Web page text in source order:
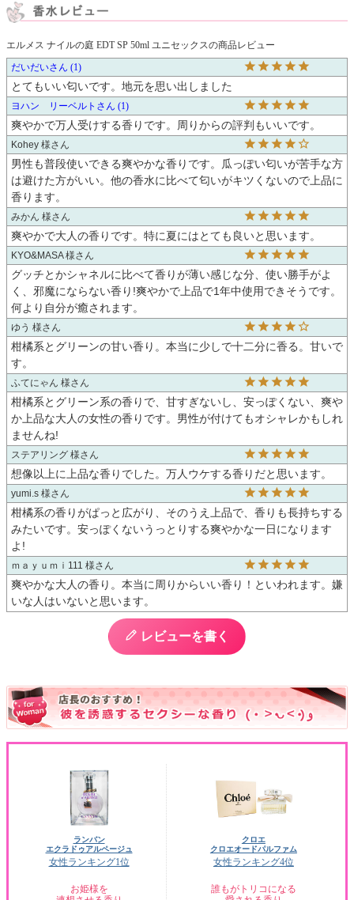
エルメス ナイルの庭 EDT SP 50ml ユニセックスの商品レビュー
だいだい
1
とてもいい匂いです。地元を思い出しました
ヨハン リーベルト 1
爽やかで万人受けする香りです。周りからの評判もいいです。
Kohey 様
男性も普段使いできる爽やかな香りです。瓜っぽい匂いが苦手な方
は避けた方がいい。他の香水に比べて匂いがキツくないので上品に
香ります。
みかん 様
爽やかで大人の香りです。特に夏にはとても良いと思います。
KYO&MASA 様
グッチとかシャネルに比べて香りが薄い感じな分、使い勝手がよ
く、邪魔にならない香り!爽やかで上品で1年中使用できそうです。
何より自分が癒されます。
ゆう 様
柑橘系とグリーンの甘い香り。本当に少しで十二分に香る。甘いで
す。
ふてにゃん 様
柑橘系とグリーン系の香りで、甘すぎないし、安っぽくない、爽や
か上品な大人の女性の香りです。男性が付けてもオシャレかもしれ
ませんね!
ステアリング 様
想像以上に上品な香りでした。万人ウケする香りだと思います。
yumi.s 様
柑橘系の香りがぱっと広がり、そのうえ上品で、香りも長持ちする
みたいです。安っぽくないうっとりする爽やかな一日になります
よ!
ｍａｙｕｍｉ111 様
爽やかな大人の香り。本当に周りからいい香り！といわれます。嫌
いな人はいないと思います。
レビューを書く
ランバン
エクラドゥアルページュ
女性ランキング1位
お姫様を
クロエ
クロエオードパルファム
女性ランキング4位
誰もがトリコになる